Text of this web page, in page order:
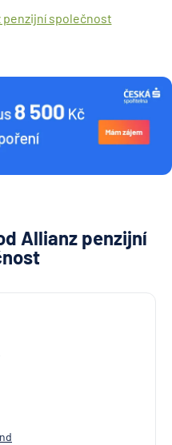
penzijní společnost
Allianz penzijní